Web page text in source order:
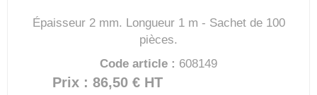
Épaisseur 2 mm. Longueur 1 m - Sachet de 100
pièces.
Code article : 608149
Prix : 86,50 € HT